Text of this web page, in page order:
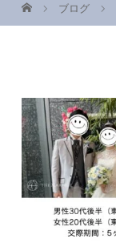
ブログ